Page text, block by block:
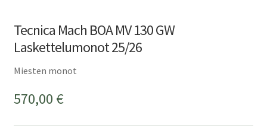
Tecnica Mach BOA MV 130 GW
Laskettelumonot 25/26
Miesten monot
570,00 €